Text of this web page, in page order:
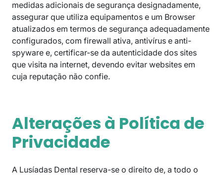
medidas adicionais de segurança designadamente,
assegurar que utiliza equipamentos e um Browser
atualizados em termos de segurança adequadamente
configurados, com firewall ativa, antivírus e anti-
spyware e, certificar-se da autenticidade dos sites
que visita na internet, devendo evitar websites em
cuja reputação não confie.
Alterações à Política de
Privacidade
A Lusíadas Dental reserva-se o direito de, a todo o